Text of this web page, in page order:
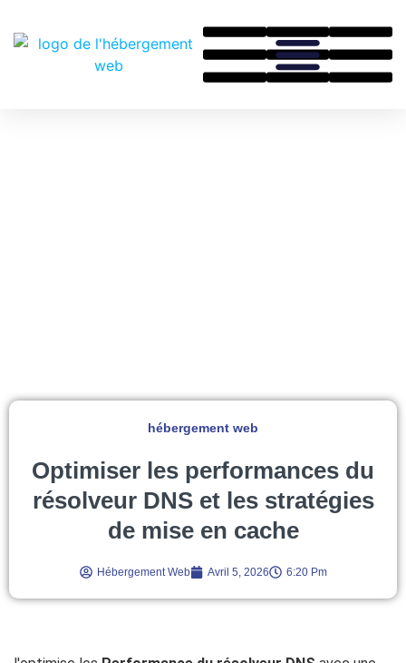
hébergement web
Optimiser les performances du
résolveur DNS et les stratégies
de mise en cache
Hébergement Web Avril 5, 2026 6:20 Pm